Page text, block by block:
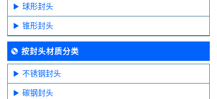
球形封头
锥形封头
按封头材质分类
不锈钢封头
碳钢封头